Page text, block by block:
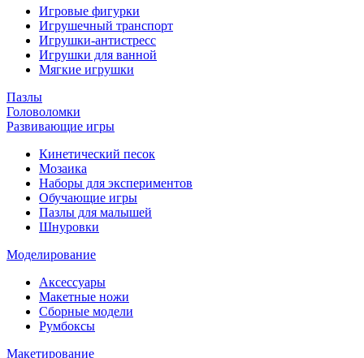
Игровые фигурки
Игрушечный транспорт
Игрушки-антистресс
Игрушки для ванной
Мягкие игрушки
Пазлы
Головоломки
Развивающие игры
Кинетический песок
Мозаика
Наборы для экспериментов
Обучающие игры
Пазлы для малышей
Шнуровки
Моделирование
Аксессуары
Макетные ножи
Сборные модели
Румбоксы
Макетирование